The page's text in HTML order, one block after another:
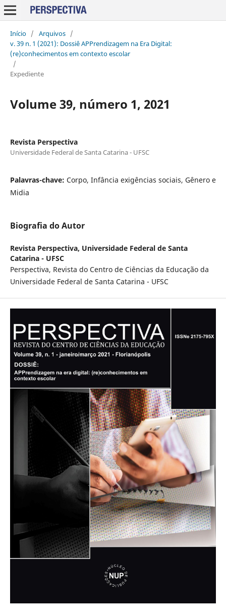
Início / Arquivos /
v. 39 n. 1 (2021): Dossiê APPrendizagem na Era Digital:
(re)conhecimentos em contexto escolar
/
Expediente
Volume 39, número 1, 2021
Revista Perspectiva
Universidade Federal de Santa Catarina - UFSC
Palavras-chave: Corpo, Infância exigências sociais, Gênero e
Midia
Biografia do Autor
Revista Perspectiva, Universidade Federal de Santa
Catarina - UFSC
Perspectiva, Revista do Centro de Ciências da Educação da
Universidade Federal de Santa Catarina - UFSC